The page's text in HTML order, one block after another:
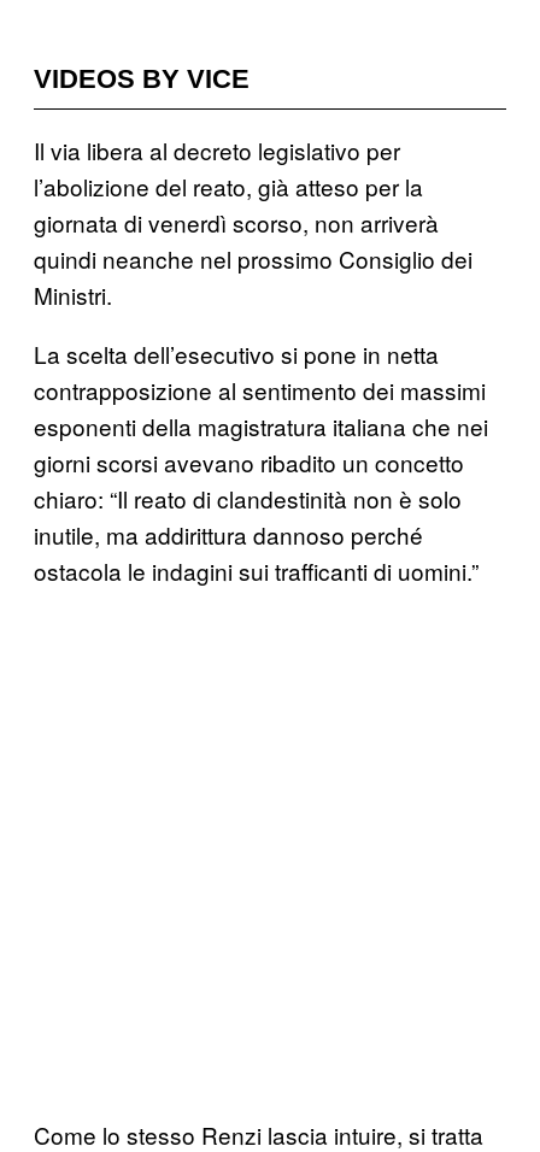
VIDEOS BY VICE
Il via libera al decreto legislativo per
l’abolizione del reato, già atteso per la
giornata di venerdì scorso, non arriverà
quindi neanche nel prossimo Consiglio dei
Ministri.
La scelta dell’esecutivo si pone in netta
contrapposizione al sentimento dei massimi
esponenti della magistratura italiana che nei
giorni scorsi avevano ribadito un concetto
chiaro: “Il reato di clandestinità non è solo
inutile, ma addirittura dannoso perché
ostacola le indagini sui trafficanti di uomini.”
Come lo stesso Renzi lascia intuire, si tratta